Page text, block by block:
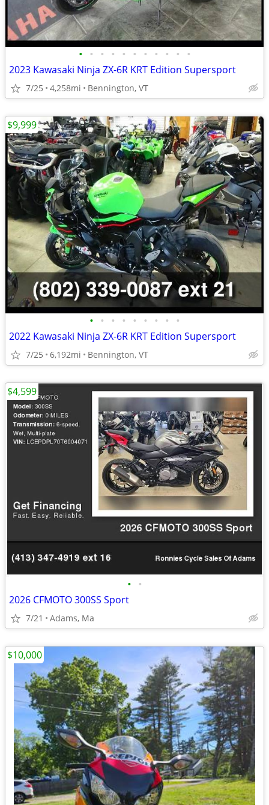
• • • • • • • • • • •
2023 Kawasaki Ninja ZX-6R KRT Edition Supersport
7/25 4,258mi Bennington, VT
• • • • • • • • •
2022 Kawasaki Ninja ZX-6R KRT Edition Supersport
7/25 6,192mi Bennington, VT
$9,999
• •
2026 CFMOTO 300SS Sport
7/21 Adams, Ma
$4,599
$10,000